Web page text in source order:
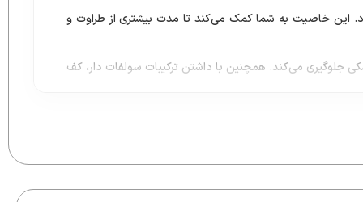
این خاصیت به شما کمک می‌کند تا مدت بیشتری از طراوت و
جلوگیری می‌کند. همچنین با داشتن ترکیبات سولفات دار، کف
میل بهترین انتخاب شما خواهد بود.